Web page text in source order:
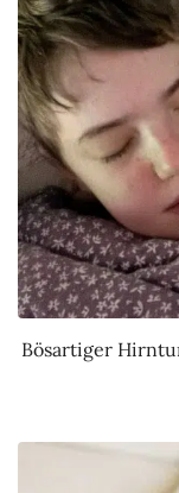
Bösartiger